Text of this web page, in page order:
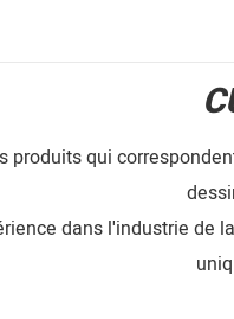
produits qui
dans l'industrie